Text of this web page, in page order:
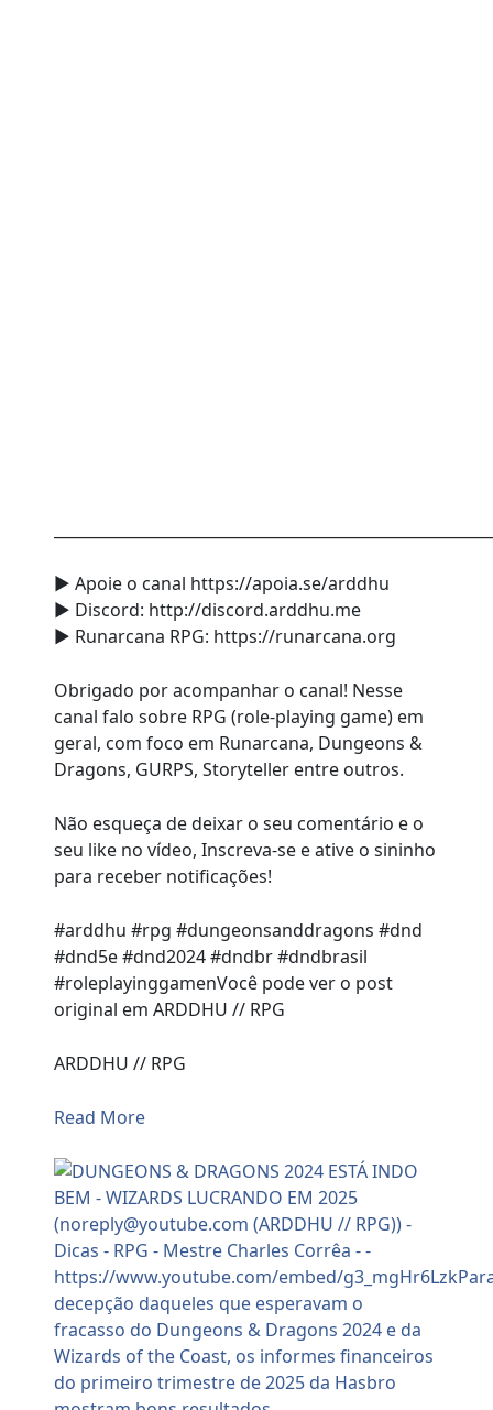
► Apoie o canal https://apoia.se/arddhu
► Discord: http://discord.arddhu.me
► Runarcana RPG: https://runarcana.org
Obrigado por acompanhar o canal! Nesse
canal falo sobre RPG (role-playing game) em
geral, com foco em Runarcana, Dungeons &
Dragons, GURPS, Storyteller entre outros.
Não esqueça de deixar o seu comentário e o
seu like no vídeo, Inscreva-se e ative o sininho
para receber notificações!
#arddhu #rpg #dungeonsanddragons #dnd
#dnd5e #dnd2024 #dndbr #dndbrasil
#roleplayinggamenVocê pode ver o post
original em ARDDHU // RPG
ARDDHU // RPG
Read More